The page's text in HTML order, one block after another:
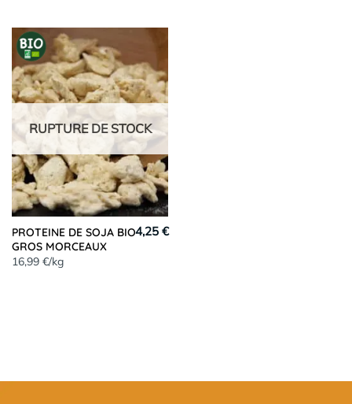
RUPTURE DE STOCK
PROTEINE DE SOJA BIO
GROS MORCEAUX
16,99 €/kg
4,25 €